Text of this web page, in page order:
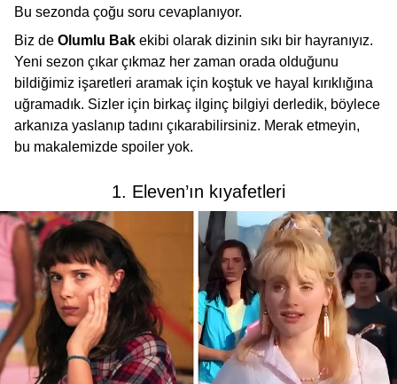
Bu sezonda çoğu soru cevaplanıyor.
Biz de Olumlu Bak ekibi olarak dizinin sıkı bir hayranıyız.
Yeni sezon çıkar çıkmaz her zaman orada olduğunu
bildiğimiz işaretleri aramak için koştuk ve hayal kırıklığına
uğramadık. Sizler için birkaç ilginç bilgiyi derledik, böylece
arkanıza yaslanıp tadını çıkarabilirsiniz. Merak etmeyin,
bu makalemizde spoiler yok.
1. Eleven’ın kıyafetleri